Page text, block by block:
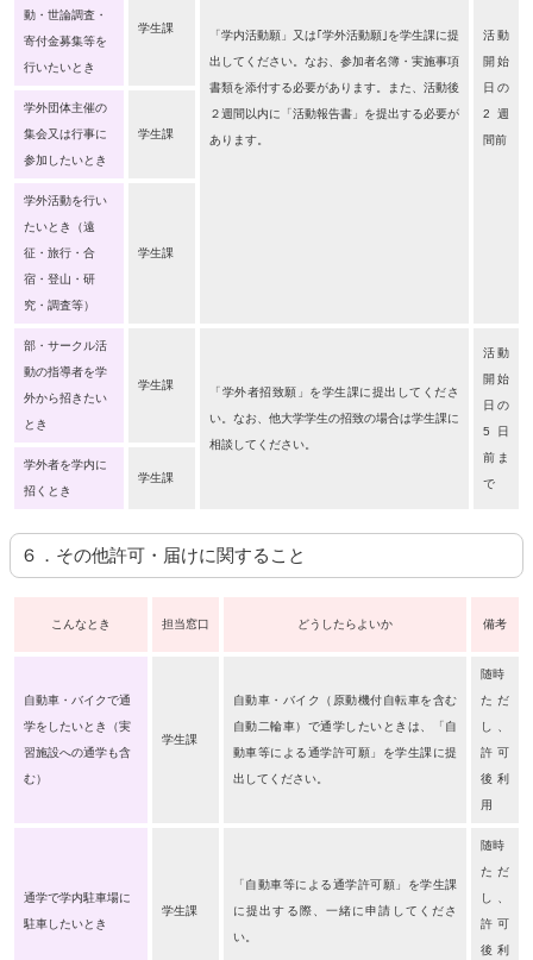
「学内活動願」又は｢学外活動願｣を学生課に提
出してください。なお、参加者名簿・実施事項
書類を添付する必要があります。また、活動後
２週間以内に「活動報告書」を提出する必要が
あります。
活動
開始
日の
2週
間前
動・世論調査・
寄付金募集等を
行いたいとき
学生課
学外団体主催の
集会又は行事に
参加したいとき
学生課
学外活動を行い
たいとき（遠
征・旅行・合
宿・登山・研
究・調査等）
学生課
部・サークル活
動の指導者を学
外から招きたい
とき
学生課
「学外者招致願」を学生課に提出してくださ
い。なお、他大学学生の招致の場合は学生課に
相談してください。
活動
開始
日の
5日
前ま
で
学外者を学内に
招くとき
学生課
６．その他許可・届けに関すること
こんなとき 担当窓口 どうしたらよいか 備考
自動車・バイクで通
学をしたいとき（実
習施設への通学も含
む）
学生課
自動車・バイク（原動機付自転車を含む
自動二輪車）で通学したいときは、「自
動車等による通学許可願」を学生課に提
出してください。
随時
ただ
し、
許可
後利
用
通学で学内駐車場に
駐車したいとき
学生課
「自動車等による通学許可願」を学生課
に提出する際、一緒に申請してくださ
い。
随時
ただ
し、
許可
後利